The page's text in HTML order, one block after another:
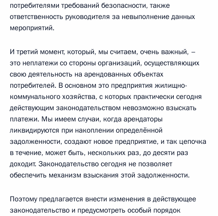
потребителями требований безопасности, также
ответственность руководителя за невыполнение данных
мероприятий.
И третий момент, который, мы считаем, очень важный, –
это неплатежи со стороны организаций, осуществляющих
свою деятельность на арендованных объектах
потребителей. В основном это предприятия жилищно-
коммунального хозяйства, с которых практически сегодня
действующим законодательством невозможно взыскать
платежи. Мы имеем случаи, когда арендаторы
ликвидируются при накоплении определённой
задолженности, создают новое предприятие, и так цепочка
в течение, может быть, нескольких раз, до десяти раз
доходит. Законодательство сегодня не позволяет
обеспечить механизм взыскания этой задолженности.
Поэтому предлагается внести изменения в действующее
законодательство и предусмотреть особый порядок